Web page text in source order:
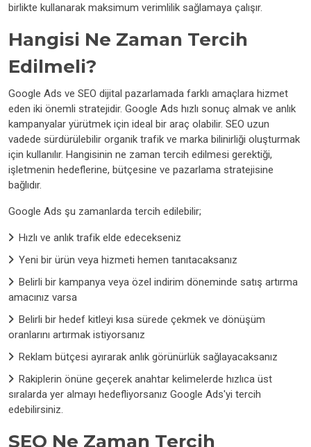
birlikte kullanarak maksimum verimlilik sağlamaya çalışır.
Hangisi Ne Zaman Tercih
Edilmeli?
Google Ads ve SEO dijital pazarlamada farklı amaçlara hizmet
eden iki önemli stratejidir. Google Ads hızlı sonuç almak ve anlık
kampanyalar yürütmek için ideal bir araç olabilir. SEO uzun
vadede sürdürülebilir organik trafik ve marka bilinirliği oluşturmak
için kullanılır. Hangisinin ne zaman tercih edilmesi gerektiği,
işletmenin hedeflerine, bütçesine ve pazarlama stratejisine
bağlıdır.
Google Ads şu zamanlarda tercih edilebilir;
Hızlı ve anlık trafik elde edecekseniz
Yeni bir ürün veya hizmeti hemen tanıtacaksanız
Belirli bir kampanya veya özel indirim döneminde satış artırma
amacınız varsa
Belirli bir hedef kitleyi kısa sürede çekmek ve dönüşüm
oranlarını artırmak istiyorsanız
Reklam bütçesi ayırarak anlık görünürlük sağlayacaksanız
Rakiplerin önüne geçerek anahtar kelimelerde hızlıca üst
sıralarda yer almayı hedefliyorsanız Google Ads'yi tercih
edebilirsiniz.
SEO Ne Zaman Tercih